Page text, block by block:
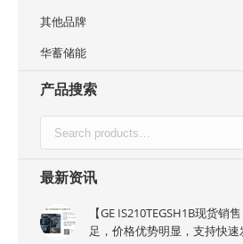
其他品牌
华蓄储能
产品搜索
最新资讯
【GE IS210TEGSH1B现货销
足，价格优势明显，支持快速